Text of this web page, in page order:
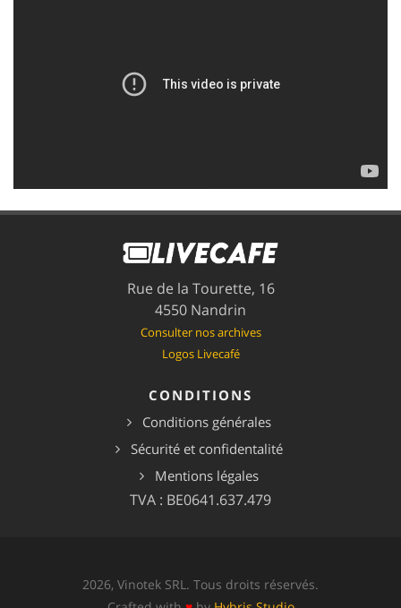
Rue de la Tourette, 16
4550 Nandrin
Consulter nos archives
Logos Livecafé
CONDITIONS
Conditions générales
Sécurité et confidentalité
Mentions légales
TVA : BE0641.637.479
2026, Vinotek SRL. Tous droits réservés.